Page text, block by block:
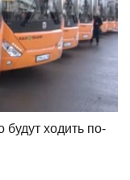
ходить по-